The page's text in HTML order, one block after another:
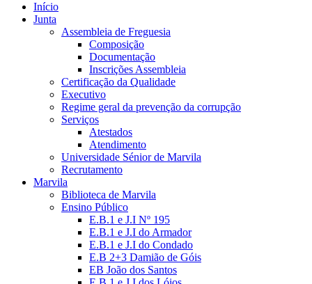
Início
Junta
Assembleia de Freguesia
Composição
Documentação
Inscrições Assembleia
Certificação da Qualidade
Executivo
Regime geral da prevenção da corrupção
Serviços
Atestados
Atendimento
Universidade Sénior de Marvila
Recrutamento
Marvila
Biblioteca de Marvila
Ensino Público
E.B.1 e J.I Nº 195
E.B.1 e J.I do Armador
E.B.1 e J.I do Condado
E.B 2+3 Damião de Góis
EB João dos Santos